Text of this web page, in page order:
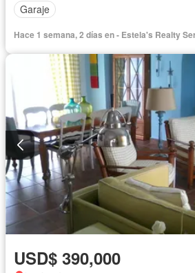
Garaje
Hace 1 semana, 2 días en - Estela's Realty
USD$ 390,000